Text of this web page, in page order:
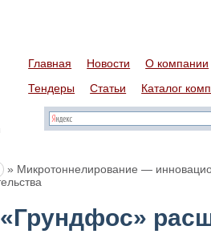
Главная Новости
О компании
Тендеры
Статьи Каталог
» Микротоннелирование —